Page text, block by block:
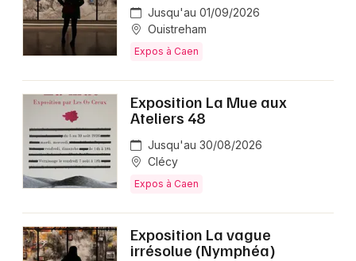
Jusqu'au 01/09/2026
Ouistreham
Expos à Caen
Exposition La Mue aux
Ateliers 48
Jusqu'au 30/08/2026
Clécy
Expos à Caen
Exposition La vague
irrésolue (Nymphéa)